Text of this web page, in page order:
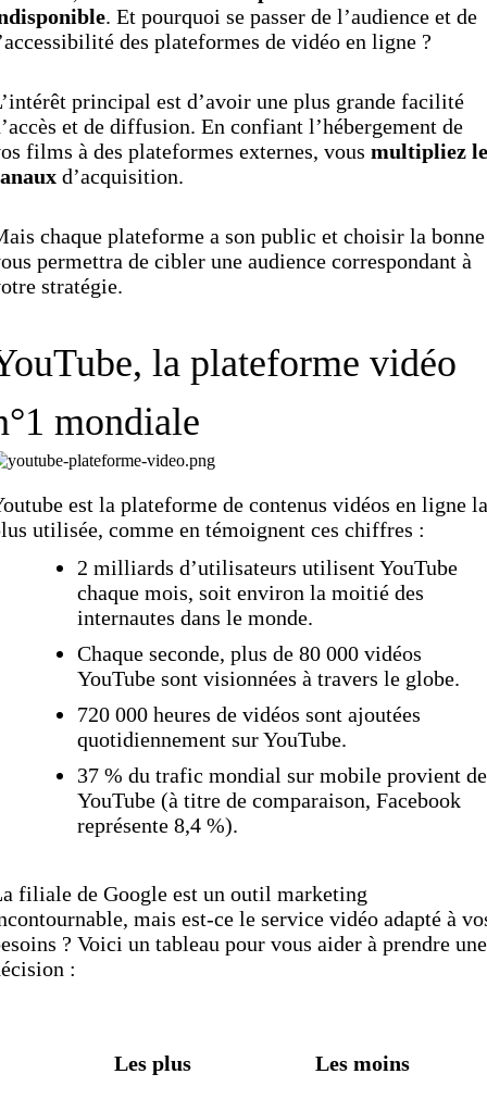
. Et pourquoi se passer de l’audience et de
des plateformes de vidéo en ligne ?
principal est d’avoir une plus grande facilité
et de diffusion. En confiant l’hébergement de
films à des plateformes externes, vous multipliez
d’acquisition.
chaque plateforme a son public et choisir la bonne
permettra de cibler une audience correspondant à
stratégie.
la plateforme vidéo
mondiale
est la plateforme de contenus vidéos en ligne la
utilisée, comme en témoignent ces chiffres :
2 milliards d’utilisateurs utilisent YouTube
chaque mois, soit environ la moitié des
internautes dans le monde.
Chaque seconde, plus de 80 000 vidéos
YouTube sont visionnées à travers le globe.
720 000 heures de vidéos sont ajoutées
quotidiennement sur YouTube.
37 % du trafic mondial sur mobile provient de
YouTube (à titre de comparaison, Facebook
représente 8,4 %).
filiale de Google est un outil marketing
mais est-ce le service vidéo adapté à
? Voici un tableau pour vous aider à prendre une
:
Les plus Les moins